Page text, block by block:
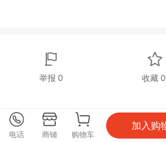
举报 0 收藏 0
电话 商铺 购物车